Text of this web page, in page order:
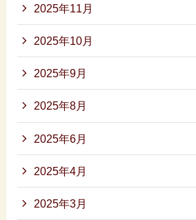
2025年11月
2025年10月
2025年9月
2025年8月
2025年6月
2025年4月
2025年3月